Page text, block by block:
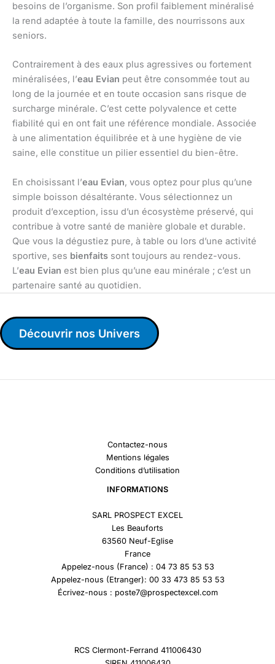
besoins de l’organisme. Son profil faiblement minéralisé
la rend adaptée à toute la famille, des nourrissons aux
seniors.
Contrairement à des eaux plus agressives ou fortement
minéralisées, l’eau Evian peut être consommée tout au
long de la journée et en toute occasion sans risque de
surcharge minérale. C’est cette polyvalence et cette
fiabilité qui en ont fait une référence mondiale. Associée
à une alimentation équilibrée et à une hygiène de vie
saine, elle constitue un pilier essentiel du bien-être.
En choisissant l’eau Evian, vous optez pour plus qu’une
simple boisson désaltérante. Vous sélectionnez un
produit d’exception, issu d’un écosystème préservé, qui
contribue à votre santé de manière globale et durable.
Que vous la dégustiez pure, à table ou lors d’une activité
sportive, ses bienfaits sont toujours au rendez-vous.
L’eau Evian est bien plus qu’une eau minérale ; c’est un
partenaire santé au quotidien.
Découvrir nos Univers
Contactez-nous
Mentions légales
Conditions d’utilisation
INFORMATIONS
SARL PROSPECT EXCEL
Les Beauforts
63560 Neuf-Eglise
France
Appelez-nous (France) : 04 73 85 53 53
Appelez-nous (Etranger): 00 33 473 85 53 53
Écrivez-nous : poste7@prospectexcel.com
RCS Clermont-Ferrand 411006430